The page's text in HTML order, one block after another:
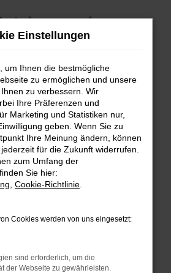
Fahrzeug-Showroom
Error
aufgetreten.
die dir helfen können:
Firewall und deine
zum Beispiel deine
Einstellungen
um Ihnen die bestmögliche
zu ermöglichen und unsere
zu verbessern. Wir
Ihre Präferenzen und
Marketing und Statistiken nur,
geben. Wenn Sie zu
Ihre Meinung ändern, können
für die Zukunft widerrufen.
zum Umfang der
Sie hier:
Cookie-Richtlinie
Cookies werden von uns eingesetzt:
sind erforderlich, um die
der Webseite zu gewährleisten.